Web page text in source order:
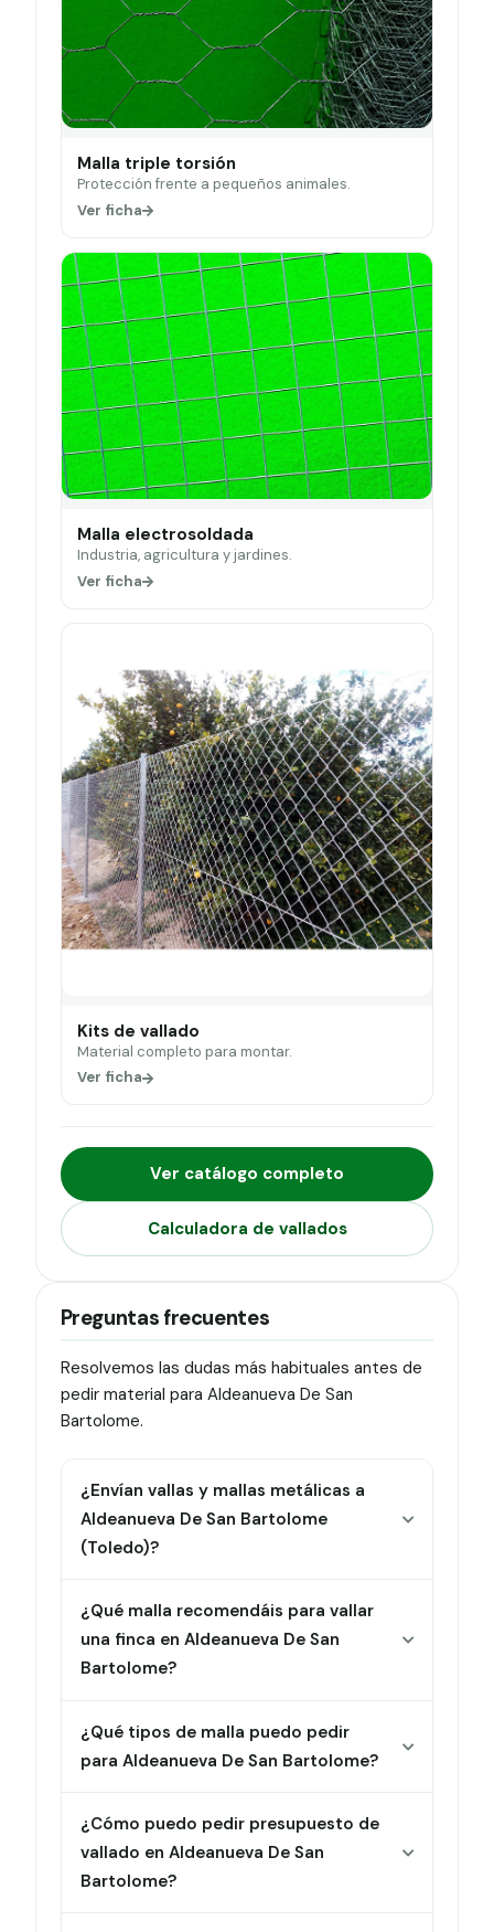
Malla triple torsión
Protección frente a pequeños animales.
Ver ficha
Malla electrosoldada
Industria, agricultura y jardines.
Ver ficha
Kits de vallado
Material completo para montar.
Ver ficha
Ver catálogo completo
Calculadora de vallados
Preguntas frecuentes
Resolvemos las dudas más habituales antes de
pedir material para Aldeanueva De San
Bartolome.
¿Envían vallas y mallas metálicas a
Aldeanueva De San Bartolome
(Toledo)?
¿Qué malla recomendáis para vallar
una finca en Aldeanueva De San
Bartolome?
¿Qué tipos de malla puedo pedir
para Aldeanueva De San Bartolome?
¿Cómo puedo pedir presupuesto de
vallado en Aldeanueva De San
Bartolome?